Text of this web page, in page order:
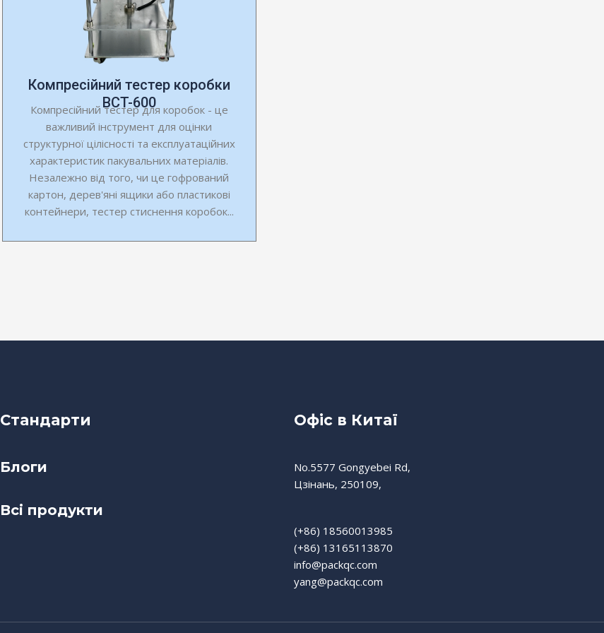
Компресійний тестер коробки
BCT-600
Компресійний тестер для коробок - це
важливий інструмент для оцінки
структурної цілісності та експлуатаційних
характеристик пакувальних матеріалів.
Незалежно від того, чи це гофрований
картон, дерев'яні ящики або пластикові
контейнери, тестер стиснення коробок...
Стандарти
Блоги
Всі продукти
Офіс в Китаї
No.5577 Gongyebei Rd,
Цзінань, 250109,
(+86) 18560013985
(+86) 13165113870
info@packqc.com
yang@packqc.com